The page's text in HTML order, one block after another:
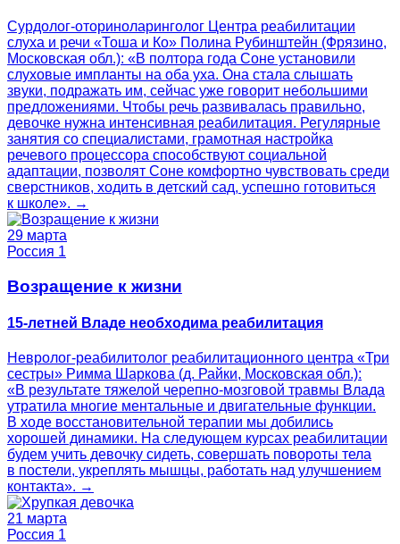
Сурдолог-оториноларинголог Центра реабилитации
слуха и речи «Тоша и Ко» Полина Рубинштейн (Фрязино,
Московская обл.): «В полтора года Соне установили
слуховые импланты на оба уха. Она стала слышать
звуки, подражать им, сейчас уже говорит небольшими
предложениями. Чтобы речь развивалась правильно,
девочке нужна интенсивная реабилитация. Регулярные
занятия со специалистами, грамотная настройка
речевого процессора способствуют социальной
адаптации, позволят Соне комфортно чувствовать среди
сверстников, ходить в детский сад, успешно готовиться
к школе». →
29 марта
Россия 1
Возращение к жизни
15-летней Владе необходима реабилитация
Невролог-реабилитолог реабилитационного центра «Три
сестры» Римма Шаркова (д. Райки, Московская обл.):
«В результате тяжелой черепно-мозговой травмы Влада
утратила многие ментальные и двигательные функции.
В ходе восстановительной терапии мы добились
хорошей динамики. На следующем курсах реабилитации
будем учить девочку сидеть, совершать повороты тела
в постели, укреплять мышцы, работать над улучшением
контакта». →
21 марта
Россия 1